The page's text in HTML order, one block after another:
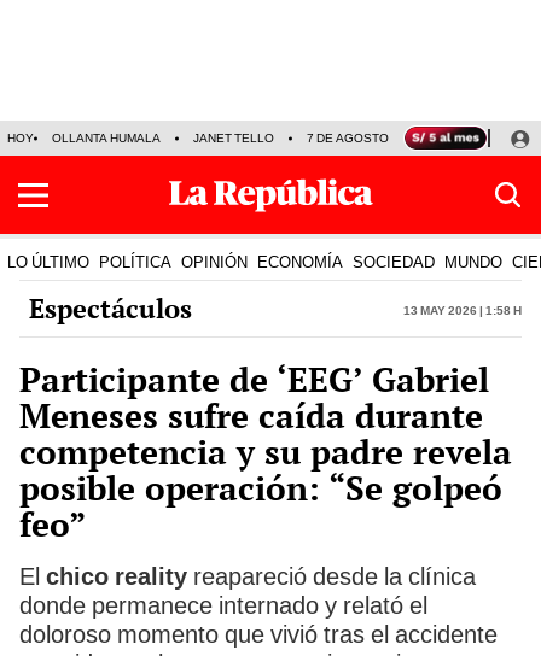
HOY OLLANTA HUMALA JANET TELLO 7 DE AGOSTO TINKA RESULTADOS
LO ÚLTIMO POLÍTICA OPINIÓN ECONOMÍA SOCIEDAD MUNDO
Espectáculos 13 May 2026 | 1:58 h
Participante de ‘EEG’ Gabriel
Meneses sufre caída durante
competencia y su padre revela
posible operación: “Se golpeó
feo”
El chico reality reapareció desde la clínica
donde permanece internado y relató el
doloroso momento que vivió tras el accidente